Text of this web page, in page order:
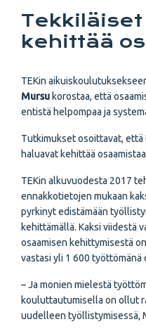
kehittää
TEKin
Mursu korostaa, että
entistä helpompaa ja
Tutkimukset osoittavat,
haluavat kehittää
TEKin alkuvuodesta 2017
ennakkotietojen mukaan
pyrkinyt edistämään
kehittämällä. Kaksi viidestä
osaamisen kehittymisestä
vastasi yli 1 600 työttömänä
– Ja monien mielestä
kouluttautumisella on ollut
uudelleen työllistymisessä,